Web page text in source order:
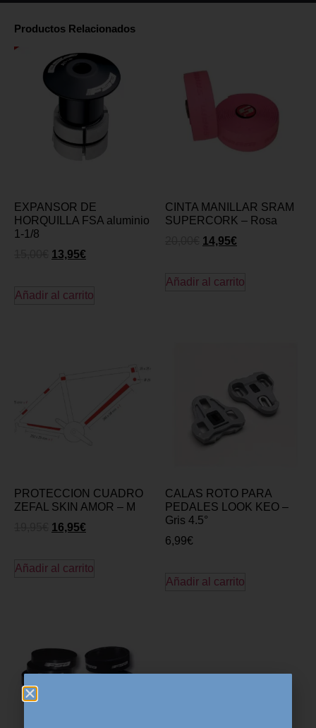
Productos Relacionados
EXPANSOR DE
HORQUILLA FSA aluminio
1-1/8
13,95€
Añadir al carrito
CINTA MANILLAR SRAM
SUPERCORK – Rosa
14,95€
Añadir al carrito
PROTECCION CUADRO
ZEFAL SKIN AMOR – M
16,95€
Añadir al carrito
CALAS ROTO PARA
PEDALES LOOK KEO –
Gris 4.5°
6,99€
Añadir al carrito